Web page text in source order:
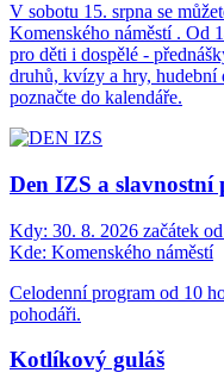
V sobotu 15. srpna se
Komenského náměstí . Od
pro děti i dospělé -
druhů, kvízy a hry,
poznačte do kalendáře.
Den IZS a slavnostní
Kdy: 30. 8. 2026 začátek
Kde: Komenského náměstí
Celodenní program od 10
pohodáři.
Kotlíkový guláš